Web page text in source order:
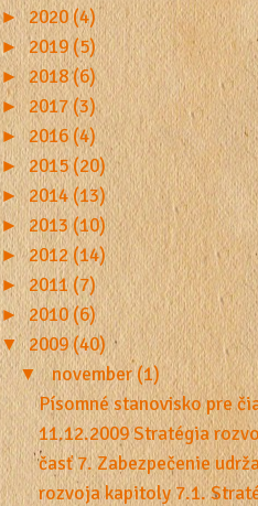
► 2020 (4)
► 2019 (5)
► 2018 (6)
► 2017 (3)
► 2016 (4)
► 2015 (20)
► 2014 (13)
► 2013 (10)
► 2012 (14)
► 2011 (7)
► 2010 (6)
▼ 2009 (40)
▼
november (1)
Písomné stanovisko pre
11.12.2009 Stratégia
časť 7. Zabezpečenie
rozvoja kapitoly 7.1.